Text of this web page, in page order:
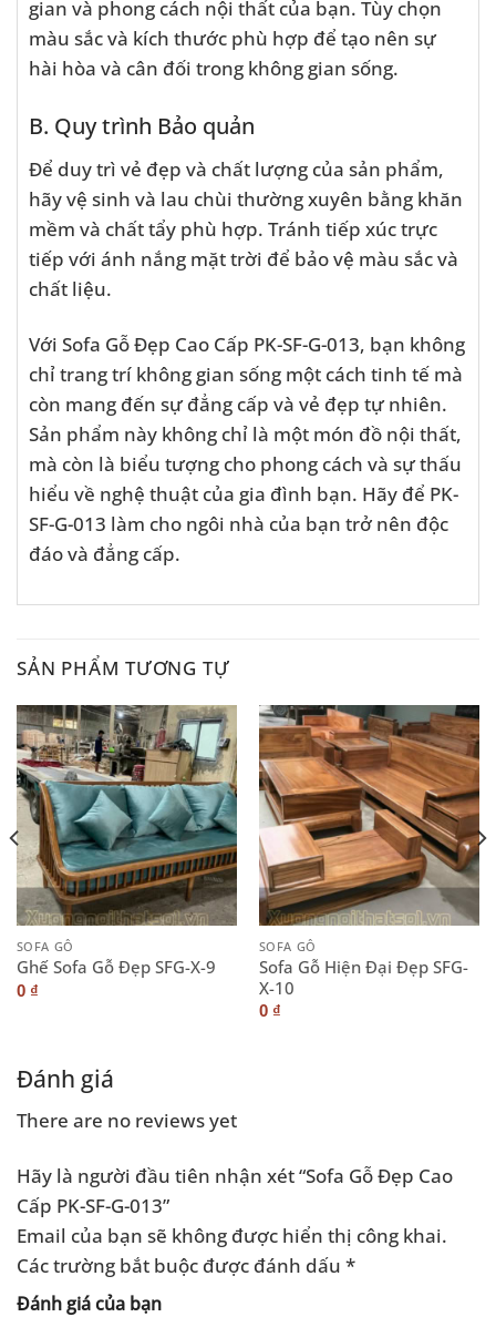
gian và phong cách nội thất của bạn. Tùy chọn
màu sắc và kích thước phù hợp để tạo nên sự
hài hòa và cân đối trong không gian sống.
B. Quy trình Bảo quản
Để duy trì vẻ đẹp và chất lượng của sản phẩm,
hãy vệ sinh và lau chùi thường xuyên bằng khăn
mềm và chất tẩy phù hợp. Tránh tiếp xúc trực
tiếp với ánh nắng mặt trời để bảo vệ màu sắc và
chất liệu.
Với Sofa Gỗ Đẹp Cao Cấp PK-SF-G-013, bạn không
chỉ trang trí không gian sống một cách tinh tế mà
còn mang đến sự đẳng cấp và vẻ đẹp tự nhiên.
Sản phẩm này không chỉ là một món đồ nội thất,
mà còn là biểu tượng cho phong cách và sự thấu
hiểu về nghệ thuật của gia đình bạn. Hãy để PK-
SF-G-013 làm cho ngôi nhà của bạn trở nên độc
đáo và đẳng cấp.
SẢN PHẨM TƯƠNG TỰ
SOFA GỖ
Ghế Sofa Gỗ Đẹp SFG-X-9
0 ₫
SOFA GỖ
Sofa Gỗ Hiện Đại Đẹp SFG-
X-10
0 ₫
Đánh giá
There are no reviews yet
Hãy là người đầu tiên nhận xét “Sofa Gỗ Đẹp Cao
Cấp PK-SF-G-013”
Email của bạn sẽ không được hiển thị công khai.
Các trường bắt buộc được đánh dấu *
Đánh giá của bạn